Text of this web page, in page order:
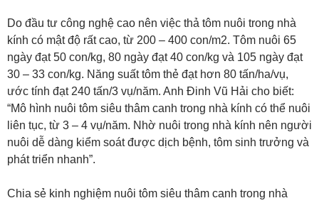
Do đầu tư công nghệ cao nên việc thả tôm nuôi trong nhà
kính có mật độ rất cao, từ 200 – 400 con/m2. Tôm nuôi 65
ngày đạt 50 con/kg, 80 ngày đạt 40 con/kg và 105 ngày đạt
30 – 33 con/kg. Năng suất tôm thẻ đạt hơn 80 tấn/ha/vụ,
ước tính đạt 240 tấn/3 vụ/năm. Anh Đinh Vũ Hải cho biết:
“Mô hình nuôi tôm siêu thâm canh trong nhà kính có thể nuôi
liên tục, từ 3 – 4 vụ/năm. Nhờ nuôi trong nhà kính nên người
nuôi dễ dàng kiểm soát được dịch bệnh, tôm sinh trưởng và
phát triển nhanh”.
Chia sẻ kinh nghiệm nuôi tôm siêu thâm canh trong nhà